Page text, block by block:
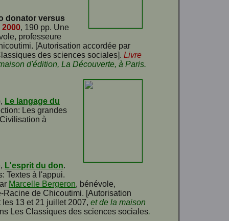
donator versus
2000, 190 pp. Une
professeure
[Autorisation accordée par
des sciences sociales]. Livre
d'édition, La Découverte, à Paris.
Le langage du
Les grandes
à
L'esprit du don.
Textes à l'appui.
Marcelle Bergeron, bénévole,
de Chicoutimi. [Autorisation
13 et 21 juillet 2007, et de la maison
Les Classiques des sciences sociales.